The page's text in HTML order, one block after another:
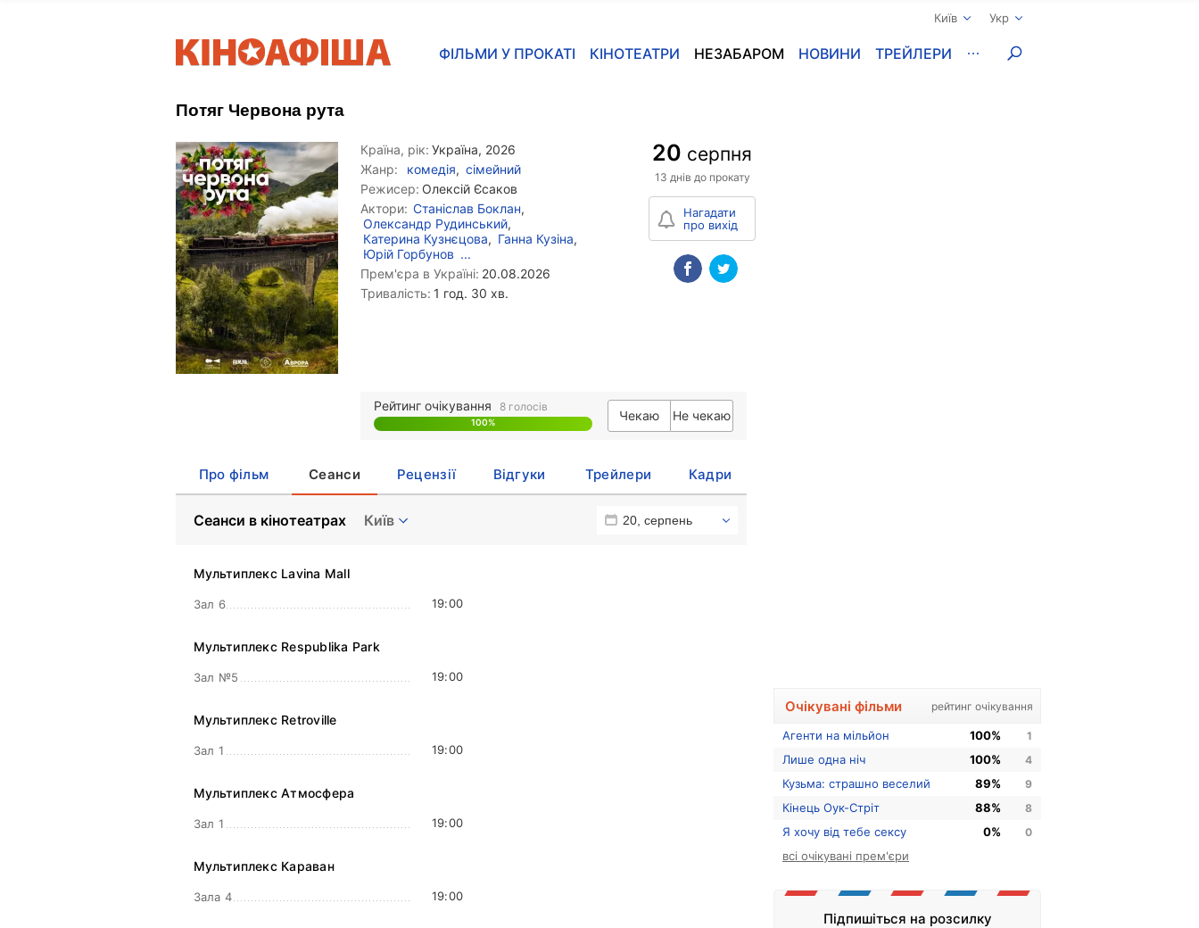
Київ Укр
ФІЛЬМИ У ПРОКАТІ КІНОТЕАТРИ НЕЗАБАРОМ НОВИНИ ТРЕЙЛЕРИ
Потяг Червона рута
Країна, рік: Україна, 2026
Жанр:
комедія, сімейний
Режисер: Олексій Єсаков
Актори: Станіслав Боклан,
Олександр Рудинський,
Катерина Кузнєцова, Ганна Кузіна,
Юрій Горбунов ...
Прем'єра в Україні: 20.08.2026
Тривалість: 1 год. 30 хв.
20 серпня
13 днів до прокату
Нагадати
про вихід
Рейтинг очікування 8 голосів
100% Чекаю Не чекаю
Про фільм Сеанси Рецензії Відгуки Трейлери Кадри
Сеанси в кінотеатрах Київ
Мультиплекс Lavina Mall
Зал 6 19:00
Мультиплекс Respublika Park
Зал №5 19:00
Мультиплекс Retroville
Зал 1 19:00
Мультиплекс Атмосфера
Зал 1 19:00
Мультиплекс Караван
Зала 4 19:00
Очікувані фільми рейтинг очікування
Агенти на мільйон 100% 1
Лише одна ніч 100% 4
Кузьма: страшно веселий 89% 9
Кінець Оук-Стріт 88% 8
Я хочу від тебе сексу 0% 0
всі очікувані прем'єри
Підпишіться на розсилку